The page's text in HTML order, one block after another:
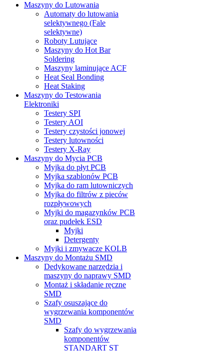
Maszyny do Lutowania
Automaty do lutowania
selektywnego (Fale
selektywne)
Roboty Lutujące
Maszyny do Hot Bar
Soldering
Maszyny laminujące ACF
Heat Seal Bonding
Heat Staking
Maszyny do Testowania
Elektroniki
Testery SPI
Testery AOI
Testery czystości jonowej
Testery lutowności
Testery X-Ray
Maszyny do Mycia PCB
Myjka do płyt PCB
Myjka szablonów PCB
Myjka do ram lutowniczych
Myjka do filtrów z pieców
rozpływowych
Myjki do magazynków PCB
oraz pudełek ESD
Myjki
Detergenty
Myjki i zmywacze KOLB
Maszyny do Montażu SMD
Dedykowane narzędzia i
maszyny do naprawy SMD
Montaż i składanie ręczne
SMD
Szafy osuszające do
wygrzewania komponentów
SMD
Szafy do wygrzewania
komponentów
STANDART ST